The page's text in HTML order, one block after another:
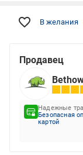
В желания
Продавец
Надежные
Безопасная
картой